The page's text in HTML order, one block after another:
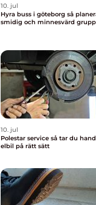
10. jul
Hyra buss i göteborg så planerar du en
smidig och minnesvärd
10. jul
Polestar service så tar du hand om din
elbil på rätt sätt